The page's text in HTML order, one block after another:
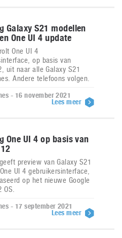
Galaxy S21 modellen
One UI 4 update
One UI 4
op basis van
uit naar alle Galaxy S21
Andere telefoons volgen.
- 16 november 2021
Lees meer
One UI 4 op basis van
preview van Galaxy S21
UI 4 gebruikersinterface,
op het nieuwe Google
- 17 september 2021
Lees meer